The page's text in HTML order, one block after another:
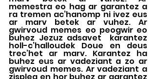
memestra eo hag ar garantez a
ra tremen ac’hanomp ni ivez eus
ar marv betek ar vuhez. Ar
gwirvoud memes eo peogwir eo
buhez Jezuz adsavet  karantez
holl-c’halloudek Doue en deus
trec’het ar marv. Karantez ha
buhez eus ar vadeziant a zo ar
gwirvoud memes. Ar vadeziant a